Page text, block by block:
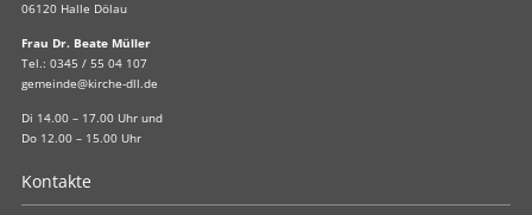
06120 Halle Dölau
Frau Dr. Beate Müller
Tel.: 0345 / 55 04 107
gemeinde@kirche-dll.de
Di 14.00 – 17.00 Uhr und
Do 12.00 – 15.00 Uhr
Kontakte